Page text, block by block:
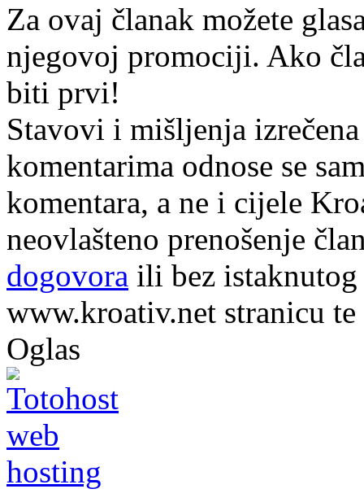
Za ovaj članak možete
njegovoj promociji. Ako
biti prvi!
Stavovi i mišljenja
komentarima odnose se
komentara, a ne i cijele
neovlašteno prenošenje
dogovora ili bez
www.kroativ.net stranicu te
Oglas